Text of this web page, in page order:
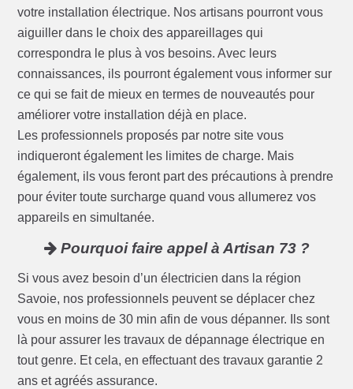
votre installation électrique. Nos artisans pourront vous
aiguiller dans le choix des appareillages qui
correspondra le plus à vos besoins. Avec leurs
connaissances, ils pourront également vous informer sur
ce qui se fait de mieux en termes de nouveautés pour
améliorer votre installation déjà en place.
Les professionnels proposés par notre site vous
indiqueront également les limites de charge. Mais
également, ils vous feront part des précautions à prendre
pour éviter toute surcharge quand vous allumerez vos
appareils en simultanée.
Pourquoi faire appel à Artisan 73 ?
Si vous avez besoin d’un électricien dans la région
Savoie, nos professionnels peuvent se déplacer chez
vous en moins de 30 min afin de vous dépanner. Ils sont
là pour assurer les travaux de dépannage électrique en
tout genre. Et cela, en effectuant des travaux garantie 2
ans et agréés assurance.